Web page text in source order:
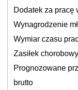
Dodatek za pracę
Wynagrodzenie
Wymiar czasu
Zasiłek chorobowy
Prognozowane
brutto